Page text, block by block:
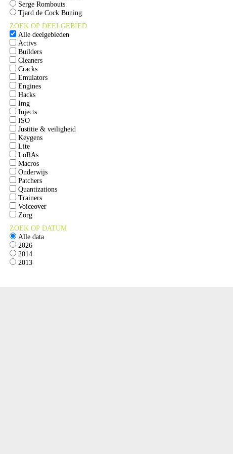
Serge Rombouts
Tjard de Cock Buning
ZOEK OP DEELGEBIED
Alle deelgebieden
Activs
Builders
Cleaners
Cracks
Emulators
Engines
Hacks
Img
Injects
ISO
Justitie & veiligheid
Keygens
Lite
LoRAs
Macros
Onderwijs
Patchers
Quantizations
Trainers
Voiceover
Zorg
ZOEK OP DATUM
Alle data
2026
2014
2013